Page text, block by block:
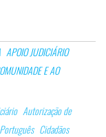
APOIO JUDICIÁRIO
E AO
Autorização de
Cidadãos